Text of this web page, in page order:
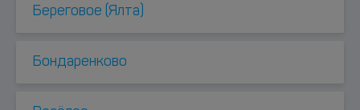
Береговое (Ялта)
Бондаренково